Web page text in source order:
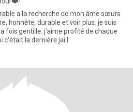
a la recherche de mon âme sœurs
honnête, durable et voir plus. je suis
fois gentille. j'aime profité de chaque
la dernière.jai l